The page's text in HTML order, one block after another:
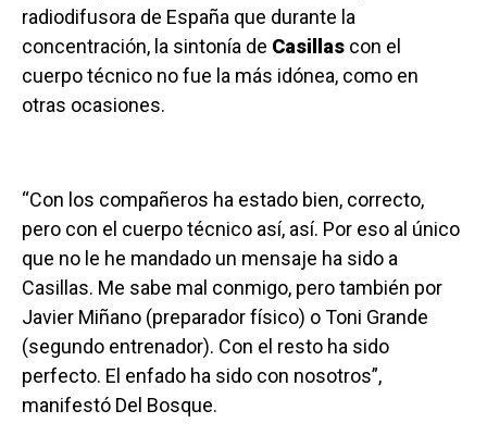
radiodifusora de España que durante la
concentración, la sintonía de Casillas con el
cuerpo técnico no fue la más idónea, como en
otras ocasiones.
“Con los compañeros ha estado bien, correcto,
pero con el cuerpo técnico así, así. Por eso al único
que no le he mandado un mensaje ha sido a
Casillas. Me sabe mal conmigo, pero también por
Javier Miñano (preparador físico) o Toni Grande
(segundo entrenador). Con el resto ha sido
perfecto. El enfado ha sido con nosotros”,
manifestó Del Bosque.